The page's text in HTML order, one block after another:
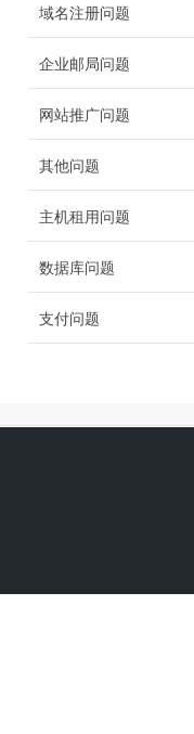
域名注册问题
企业邮局问题
网站推广问题
其他问题
主机租用问题
数据库问题
支付问题